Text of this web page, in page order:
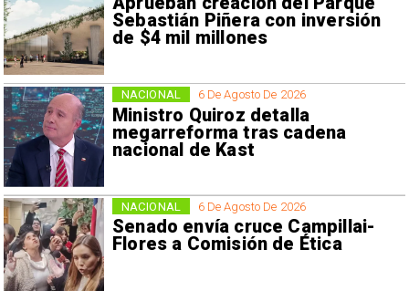
Sebastián Piñera con inversión
de $4 mil millones
6 De Agosto De 2026
Ministro Quiroz detalla
megarreforma tras cadena
nacional de Kast
NACIONAL
6 De Agosto De 2026
Senado envía cruce Campillai-
Flores a Comisión de Ética
NACIONAL